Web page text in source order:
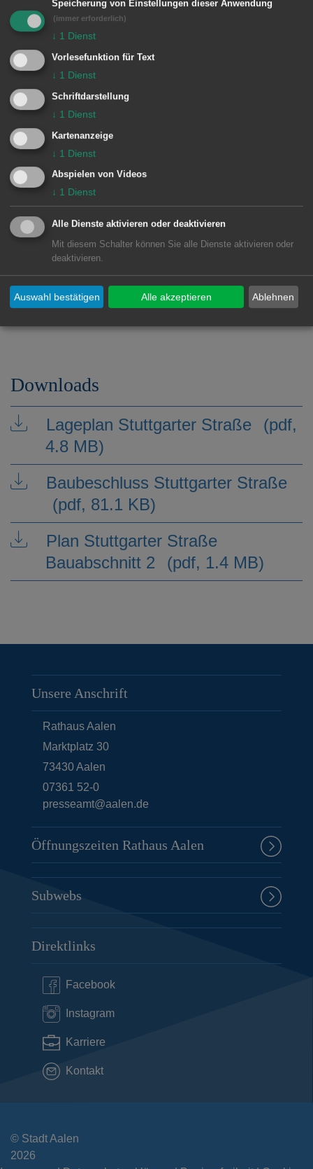
diesen Abschnitt der Stuttgarter Straße
Schatten. Der Grünstreifen entlang des
Aalener Rathauses wirkt zudem als
natürliche Barriere zwischen Radweg
und Straße.
Gesamtkosten
Bauablauf
Meilensteine
Downloads
Lageplan Stuttgarter Straße
(pdf,
4.8 MB)
Baubeschluss Stuttgarter Straße
(pdf, 81.1 KB)
Plan Stuttgarter Straße
Bauabschnitt 2
(pdf, 1.4 MB)
Unsere Anschrift
Rathaus Aalen
Marktplatz 30
73430Aalen
07361 52-0
presseamt@aalen.de
Öffnungszeiten Rathaus Aalen
Subwebs
Direktlinks
Facebook
Instagram
Karriere
Kontakt
© Stadt Aalen
2026
Speicherung von Einstellungen dieser Anwendung
(immer erforderlich)
↓ 1 Dienst
Vorlesefunktion für Text
↓ 1 Dienst
Schriftdarstellung
↓ 1 Dienst
Kartenanzeige
↓ 1 Dienst
Abspielen von Videos
↓ 1 Dienst
Alle Dienste aktivieren oder deaktivieren
Mit diesem Schalter können Sie alle Dienste aktivieren oder
deaktivieren.
Ablehnen
Auswahl bestätigen Alle akzeptieren